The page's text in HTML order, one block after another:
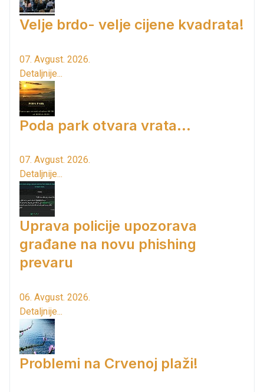
Velje brdo- velje cijene kvadrata!
07. Avgust. 2026.
Detaljnije...
Poda park otvara vrata...
07. Avgust. 2026.
Detaljnije...
Uprava policije upozorava
građane na novu phishing
prevaru
06. Avgust. 2026.
Detaljnije...
Problemi na Crvenoj plaži!